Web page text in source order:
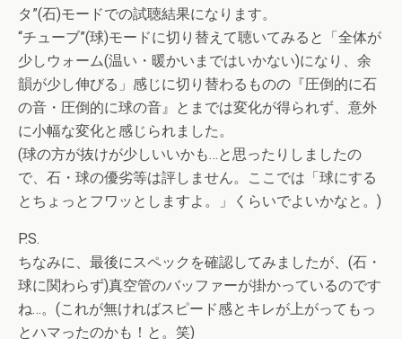
タ”(石)モードでの試聴結果になります。
“チューブ”(球)モードに切り替えて聴いてみると「全体が
少しウォーム(温い・暖かいまではいかない)になり、余
韻が少し伸びる」感じに切り替わるものの『圧倒的に石
の音・圧倒的に球の音』とまでは変化が得られず、意外
に小幅な変化と感じられました。
(球の方が抜けが少しいいかも…と思ったりしましたの
で、石・球の優劣等は評しません。ここでは「球にする
とちょっとフワッとしますよ。」くらいでよいかなと。)
P.S.
ちなみに、最後にスペックを確認してみましたが、(石・
球に関わらず)真空管のバッファーが掛かっているのです
ね…。(これが無ければスピード感とキレが上がってもっ
とハマったのかも！と。笑)